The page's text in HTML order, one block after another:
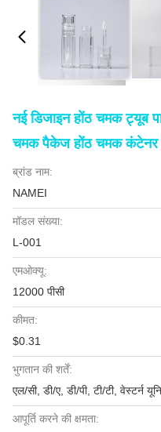
नई डिजाइन होंठ चमक ट्यूब
चमक पैकेज होंठ चमक कंटेनर
ब्रांड नाम:
NAMEI
मॉडल संख्या:
L-001
एमओक्यू:
12000 पीसी
कीमत:
$0.31
भुगतान की शर्तें:
एल/सी, डी/ए, डी/पी, टी/टी, वेस्टर्न
आपूर्ति करने की क्षमता: